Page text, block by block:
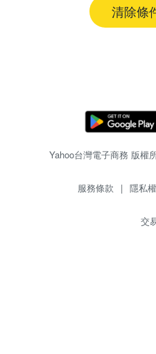
清除條
Yahoo台灣電子商務 版權
服務條款 | 隱私權
交